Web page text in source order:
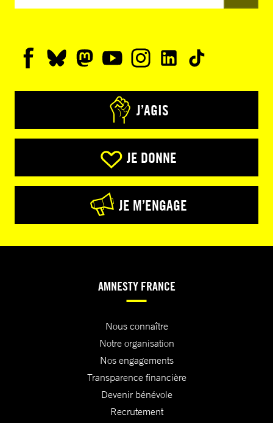
J’AGIS
JE DONNE
JE M’ENGAGE
AMNESTY FRANCE
Nous connaître
Notre organisation
Nos engagements
Transparence financière
Devenir bénévole
Recrutement